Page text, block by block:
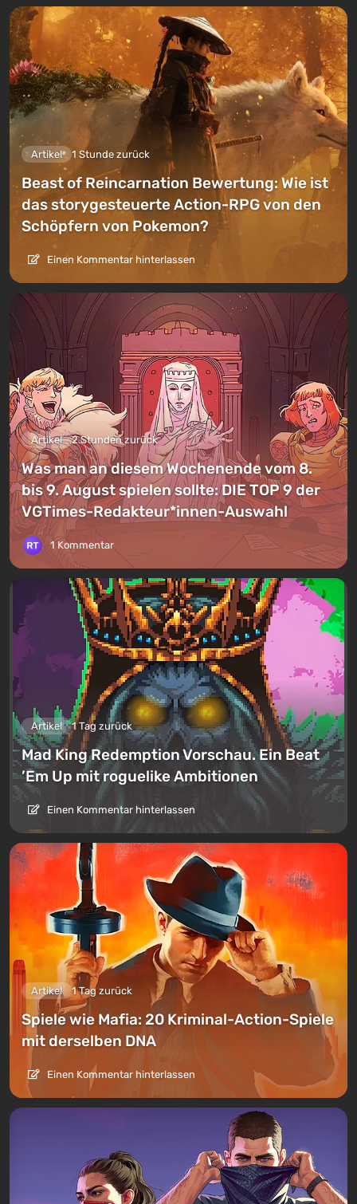
Artikel 1 Stunde zurück
Beast of Reincarnation Bewertung: Wie ist
das storygesteuerte Action-RPG von den
Schöpfern von Pokemon?
Einen Kommentar hinterlassen
Artikel 2 Stunden zurück
Was man an diesem Wochenende vom 8.
bis 9. August spielen sollte: DIE TOP 9 der
VGTimes-Redakteur*innen-Auswahl
1 Kommentar
Artikel 1 Tag zurück
Mad King Redemption Vorschau. Ein Beat
’Em Up mit roguelike Ambitionen
Einen Kommentar hinterlassen
Artikel 1 Tag zurück
Spiele wie Mafia: 20 Kriminal-Action-Spiele
mit derselben DNA
Einen Kommentar hinterlassen